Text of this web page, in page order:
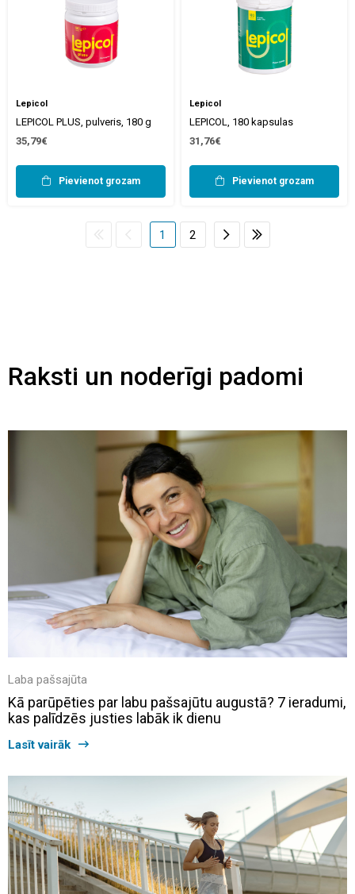
Lepicol
LEPICOL PLUS, pulveris, 180 g
35,79€
Pievienot grozam
Lepicol
LEPICOL, 180 kapsulas
31,76€
Pievienot grozam
1 2
Raksti un noderīgi padomi
Laba pašsajūta
Kā parūpēties par labu pašsajūtu augustā? 7 ieradumi,
kas palīdzēs justies labāk ik dienu
Lasīt vairāk